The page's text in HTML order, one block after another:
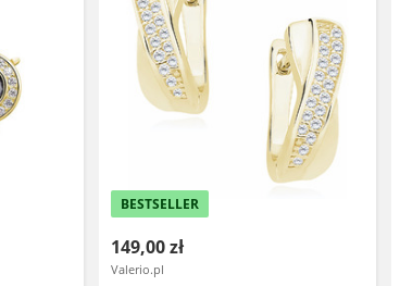
BESTSELLER
149,00 zł
Valerio.pl